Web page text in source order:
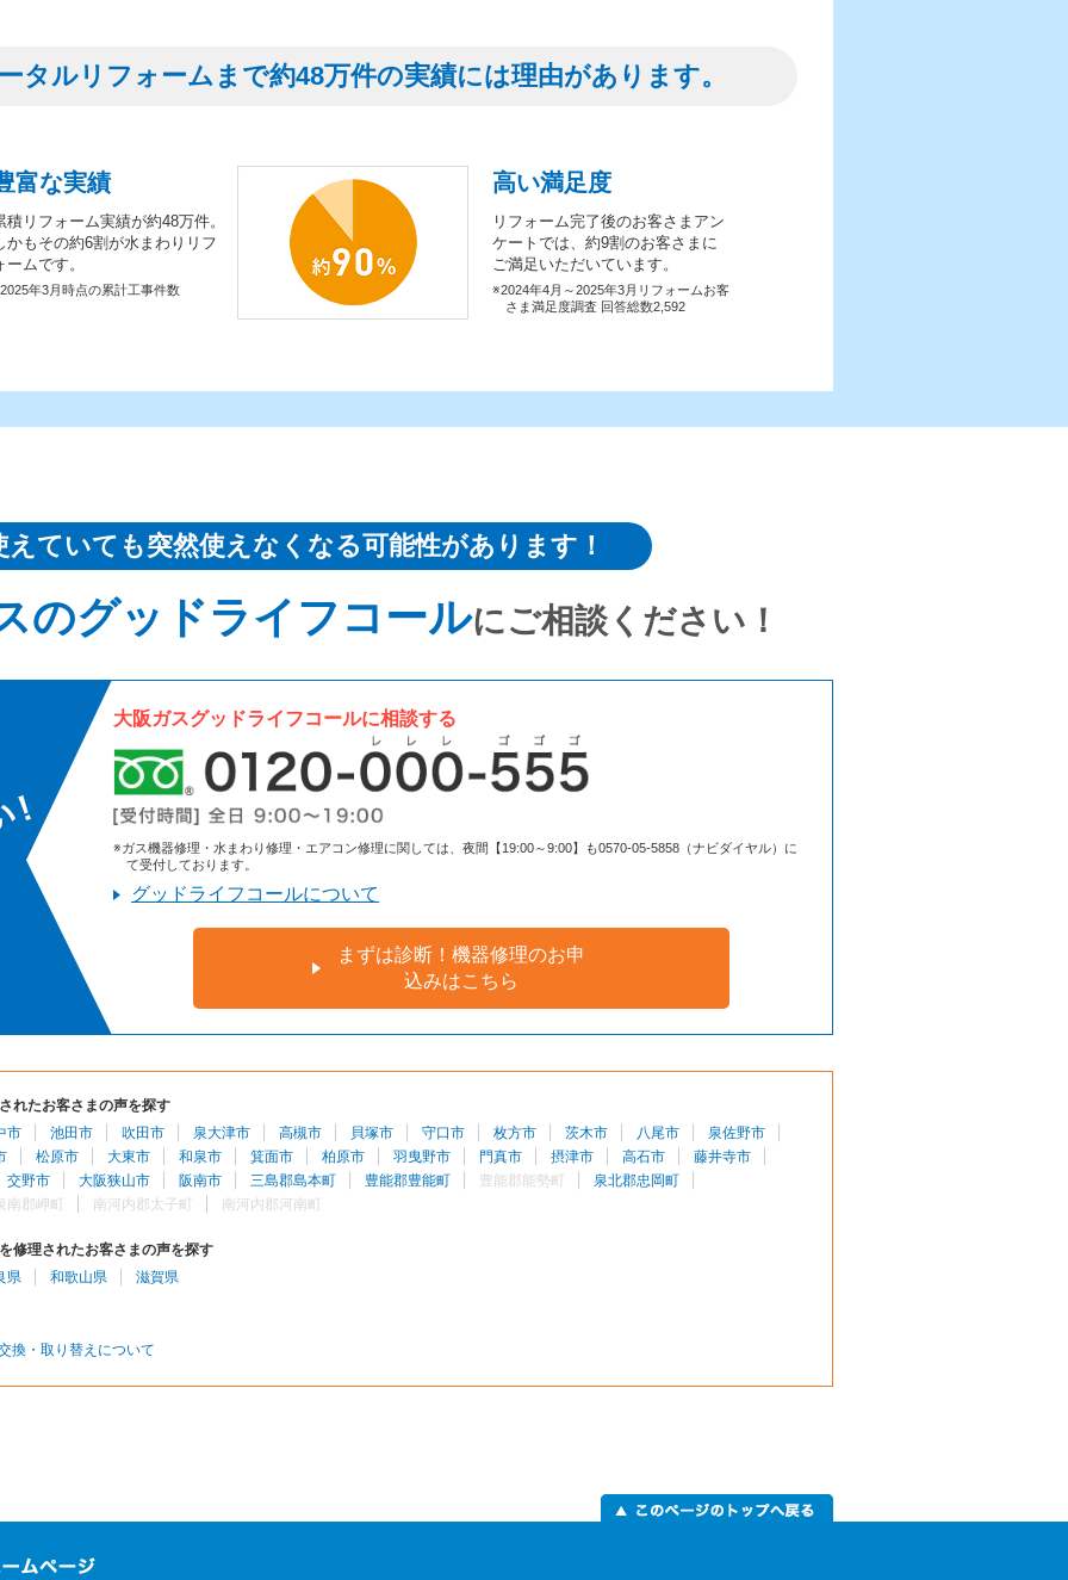
タルリフォームまで約48万件の実績には理由があります。
富な実績
積リフォーム実績が約48万件。
かもその約6割が水まわりリフ
ームです。
年3月時点の累計工事件数
高い満足度
リフォーム完了後のお客さまアン
ケートでは、約9割のお客さまに
ご満足いただいています。
※2024年4月～2025年3月リフォームお客
さま満足度調査 回答総数2,592
えていても突然使えなくなる可能性があります！
のグッドライフコールにご相談ください！
大阪ガスグッドライフコールに相談する
※ガス機器修理・水まわり修理・エアコン修理に関しては、夜間【19:00～9:00】も0570-05-5858（ナビダイヤル）に
て受付しております。
グッドライフコールについて
まずは診断！機器修理のお申
込みはこちら
れたお客さまの声を探す
市
池田市 吹田市 泉大津市 高槻市 貝塚市 守口市 枚方市 茨木市 八尾市
泉佐野市
松原市 大東市 和泉市 箕面市 柏原市 羽曳野市 門真市 摂津市 高石市
藤井寺市
交野市
大阪狭山市 阪南市 三島郡島本町 豊能郡豊能町 豊能郡能勢町
泉北郡忠岡町
南郡岬町
南河内郡太子町 南河内郡河南町
修理されたお客さまの声を探す
県
和歌山県 滋賀県
換・取り替えについて